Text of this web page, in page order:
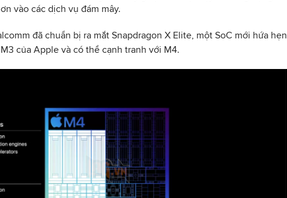
vào các dịch vụ đám mây.
đã chuẩn bị ra mắt Snapdragon X Elite, một SoC mới hứa hẹn
của Apple và có thể cạnh tranh với M4.